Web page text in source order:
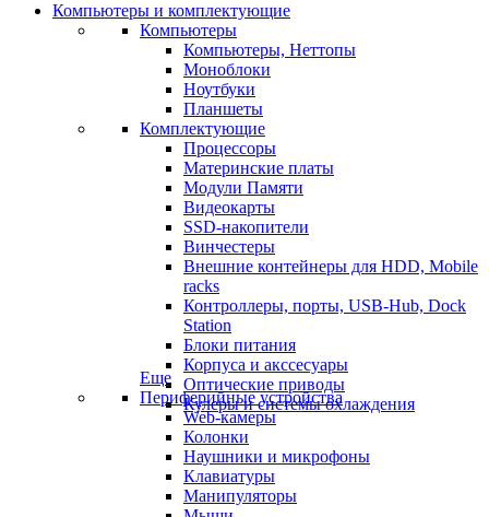
Компьютеры и комплектующие
Компьютеры
Компьютеры, Неттопы
Моноблоки
Ноутбуки
Планшеты
Комплектующие
Процессоры
Материнские платы
Модули Памяти
Видеокарты
SSD-накопители
Винчестеры
Внешние контейнеры для HDD, Mobile
racks
Контроллеры, порты, USB-Hub, Dock
Station
Блоки питания
Корпуса и акссесуары
Оптические приводы
Кулеры и системы охлаждения
Еще
Периферийные устройства
Web-камеры
Колонки
Наушники и микрофоны
Клавиатуры
Манипуляторы